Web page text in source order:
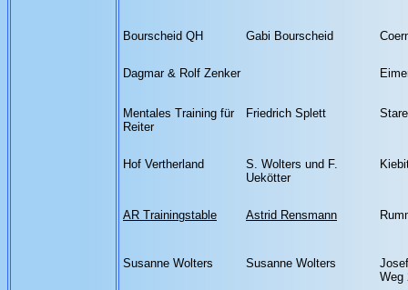
Bourscheid QH Gabi Bourscheid
Dagmar & Rolf Zenker
Mentales Training für
Reiter
Friedrich Splett
Hof Vertherland
S. Wolters und F.
Uekötter
AR Trainingstable Astrid Rensmann
Susanne Wolters Susanne Wolters
Weg